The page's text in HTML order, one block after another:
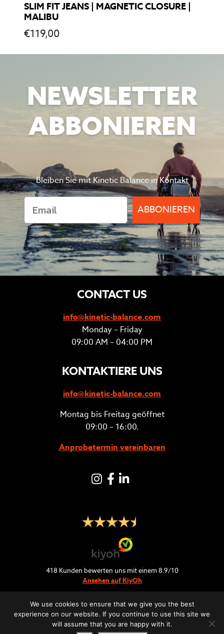
SLIM FIT JEANS | MAGNETIC CLOSURE |
MALIBU
€119,00
NEWSLETTER
ABBONIEREN
Bleiben Sie mit Kinetic Balance in Kontakt
ABBONIEREN
CONTACT US
info@kinetic-balance.com
Monday – Friday
09:00 AM – 04:00 PM
KONTAKTIERE UNS
info@kinetic-balance.com
Montag bis Freitag geöffnet
09:00 – 16:00.
Anprobetermin vereinbaren
Instagram
Facebook
LinkedIN
418 Kunden bewerten uns mit einem 8.9/10
Ansehen auf KiyOh
We use cookies to ensure that we give you the best
experience on our website. If you continue to use this site we
will assume that you are happy with it.